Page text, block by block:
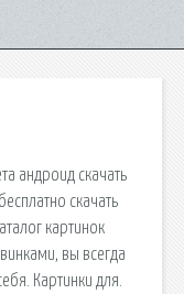
андроид скачать
скачать
картинок
вы всегда
Картинки для.